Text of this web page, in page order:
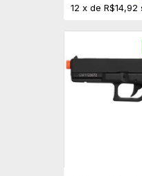
12 x de R$14,92